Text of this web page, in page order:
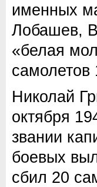
именных
Лобашев,
«белая
самолетов
Николай
октября
звании
боевых
сбил 20